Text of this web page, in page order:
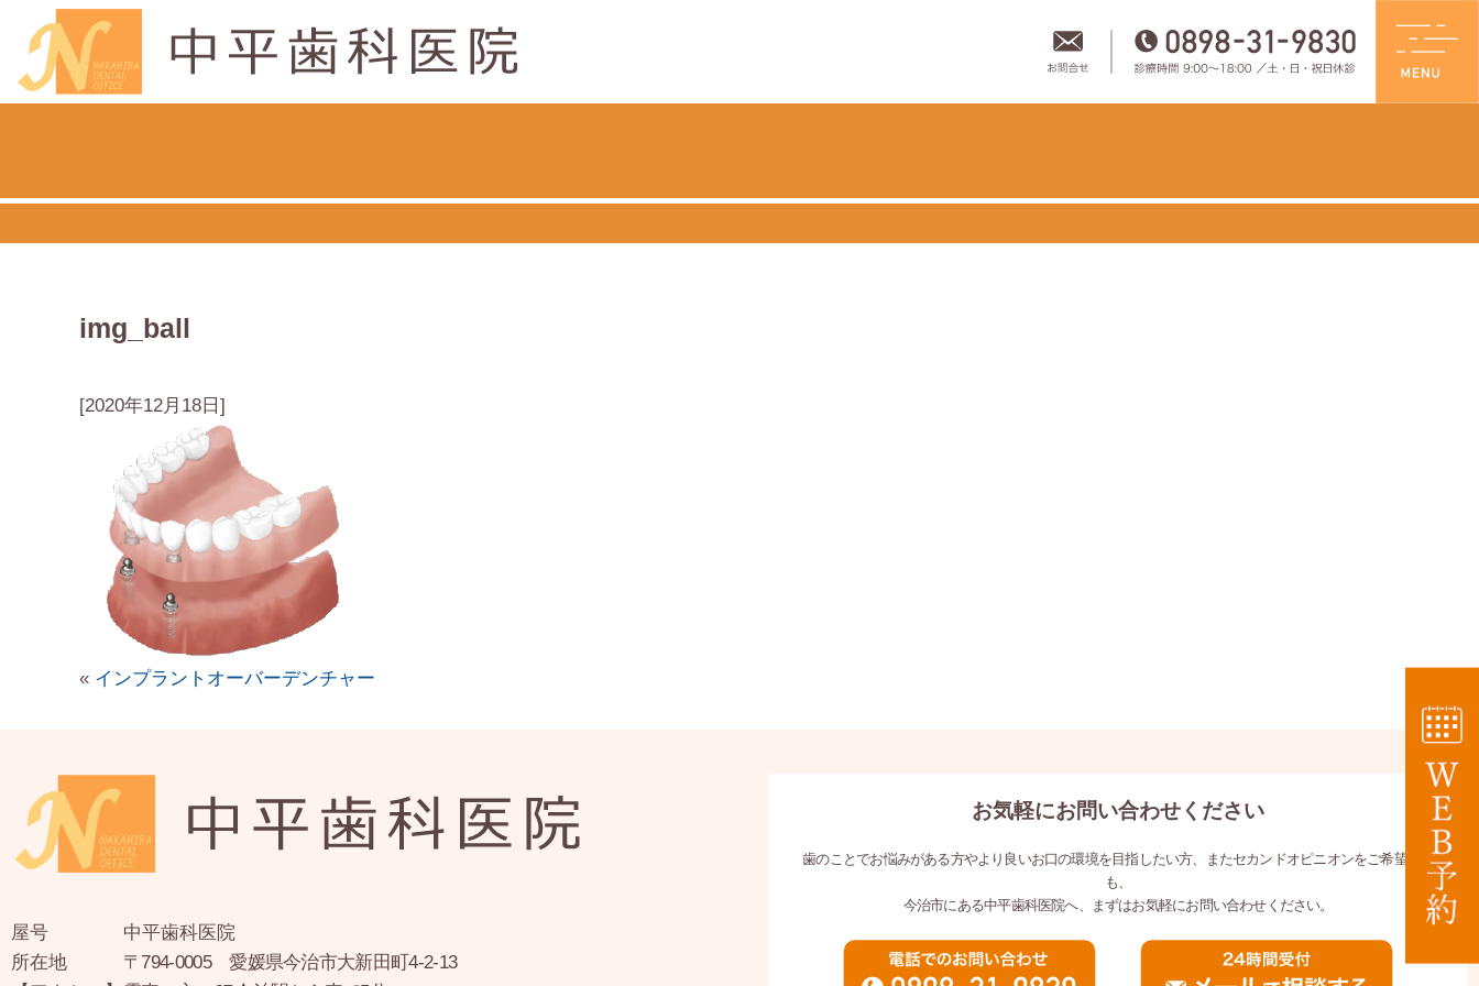
img_ball
[2020年12月18日]
« インプラントオーバーデンチャー
屋号
中平歯科医院
所在地
〒794-0005 愛媛県今治市大新田町4-2-13
お気軽にお問い合わせください
歯のことでお悩みがある方やより良いお口の環境を目指したい方、またセカンドオピニオンをご希望の方
も、
今治市にある中平歯科医院へ、まずはお気軽にお問い合わせください。